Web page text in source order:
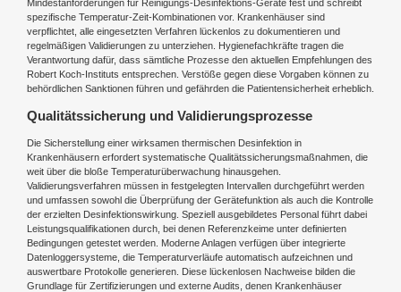
Mindestanforderungen für Reinigungs-Desinfektions-Geräte fest und schreibt
spezifische Temperatur-Zeit-Kombinationen vor. Krankenhäuser sind
verpflichtet, alle eingesetzten Verfahren lückenlos zu dokumentieren und
regelmäßigen Validierungen zu unterziehen. Hygienefachkräfte tragen die
Verantwortung dafür, dass sämtliche Prozesse den aktuellen Empfehlungen des
Robert Koch-Instituts entsprechen. Verstöße gegen diese Vorgaben können zu
behördlichen Sanktionen führen und gefährden die Patientensicherheit erheblich.
Qualitätssicherung und Validierungsprozesse
Die Sicherstellung einer wirksamen thermischen Desinfektion in
Krankenhäusern erfordert systematische Qualitätssicherungsmaßnahmen, die
weit über die bloße Temperaturüberwachung hinausgehen.
Validierungsverfahren müssen in festgelegten Intervallen durchgeführt werden
und umfassen sowohl die Überprüfung der Gerätefunktion als auch die Kontrolle
der erzielten Desinfektionswirkung. Speziell ausgebildetes Personal führt dabei
Leistungsqualifikationen durch, bei denen Referenzkeime unter definierten
Bedingungen getestet werden. Moderne Anlagen verfügen über integrierte
Datenloggersysteme, die Temperaturverläufe automatisch aufzeichnen und
auswertbare Protokolle generieren. Diese lückenlosen Nachweise bilden die
Grundlage für Zertifizierungen und externe Audits, denen Krankenhäuser